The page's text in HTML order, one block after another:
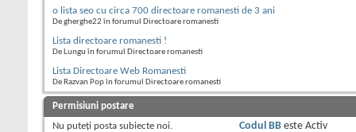
o lista seo cu circa 700 directoare romanesti de 3 ani
De gherghe22 în forumul Directoare romanesti
Lista directoare romanesti !
De Lungu în forumul Directoare romanesti
Lista Directoare Web Romanesti
De Razvan Pop în forumul Directoare romanesti
Permisiuni postare
Nu puteţi posta subiecte noi.
Codul BBeste Activ